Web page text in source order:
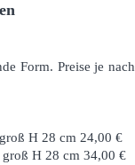
Form. Preise je
H 28 cm 24,00 €
H 28 cm 34,00 €